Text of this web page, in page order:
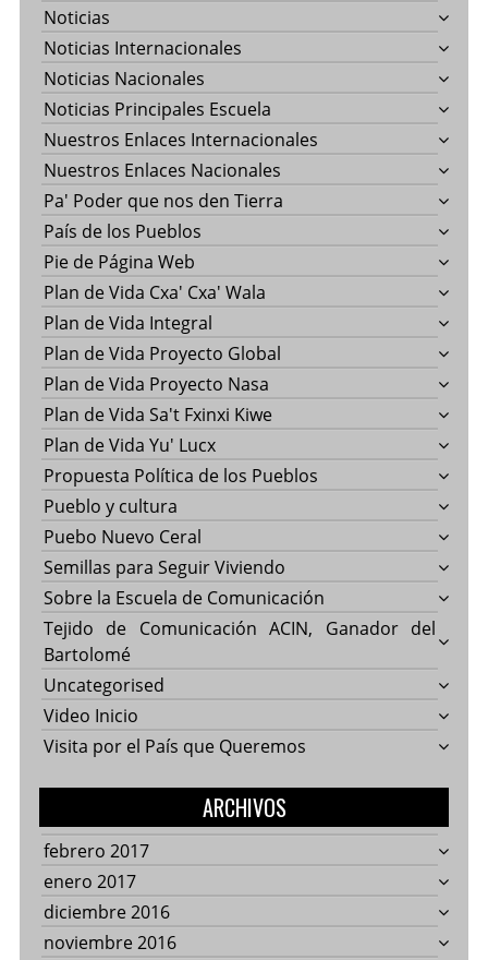
Noticias
Noticias Internacionales
Noticias Nacionales
Noticias Principales Escuela
Nuestros Enlaces Internacionales
Nuestros Enlaces Nacionales
Pa' Poder que nos den Tierra
País de los Pueblos
Pie de Página Web
Plan de Vida Cxa' Cxa' Wala
Plan de Vida Integral
Plan de Vida Proyecto Global
Plan de Vida Proyecto Nasa
Plan de Vida Sa't Fxinxi Kiwe
Plan de Vida Yu' Lucx
Propuesta Política de los Pueblos
Pueblo y cultura
Puebo Nuevo Ceral
Semillas para Seguir Viviendo
Sobre la Escuela de Comunicación
Tejido de Comunicación ACIN, Ganador del
Bartolomé
Uncategorised
Video Inicio
Visita por el País que Queremos
ARCHIVOS
febrero 2017
enero 2017
diciembre 2016
noviembre 2016